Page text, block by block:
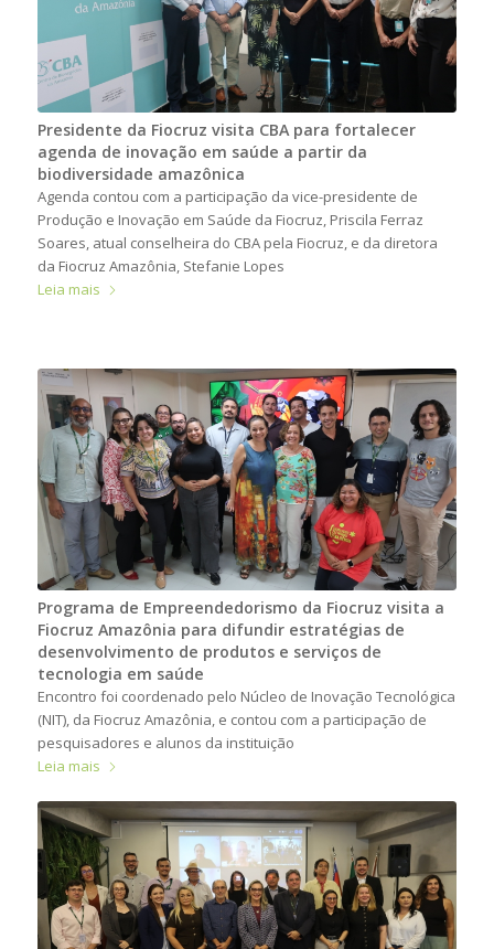
Presidente da Fiocruz visita CBA para fortalecer
agenda de inovação em saúde a partir da
biodiversidade amazônica
Agenda contou com a participação da vice-presidente de
Produção e Inovação em Saúde da Fiocruz, Priscila Ferraz
Soares, atual conselheira do CBA pela Fiocruz, e da diretora
da Fiocruz Amazônia, Stefanie Lopes
Leia mais
Programa de Empreendedorismo da Fiocruz visita a
Fiocruz Amazônia para difundir estratégias de
desenvolvimento de produtos e serviços de
tecnologia em saúde
Encontro foi coordenado pelo Núcleo de Inovação Tecnológica
(NIT), da Fiocruz Amazônia, e contou com a participação de
pesquisadores e alunos da instituição
Leia mais